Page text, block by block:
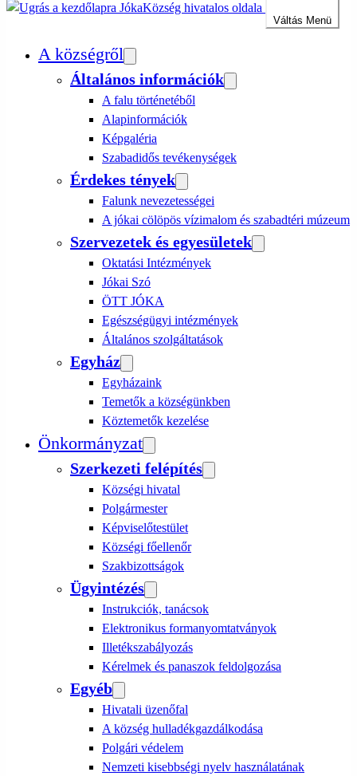
JókaKözség hivatalos oldala
Váltás Menü
A községről
Általános információk
A falu történetéből
Alapinformációk
Képgaléria
Szabadidős tevékenységek
Érdekes tények
Falunk nevezetességei
A jókai cölöpös vízimalom és szabadtéri múzeum
Szervezetek és egyesületek
Oktatási Intézmények
Jókai Szó
ÖTT JÓKA
Egészségügyi intézmények
Általános szolgáltatások
Egyház
Egyházaink
Temetők a községünkben
Köztemetők kezelése
Önkormányzat
Szerkezeti felépítés
Községi hivatal
Polgármester
Képviselőtestület
Községi főellenőr
Szakbizottságok
Ügyintézés
Instrukciók, tanácsok
Elektronikus formanyomtatványok
Illetékszabályozás
Kérelmek és panaszok feldolgozása
Egyéb
Hivatali üzenőfal
A község hulladékgazdálkodása
Polgári védelem
Nemzeti kisebbségi nyelv használatának